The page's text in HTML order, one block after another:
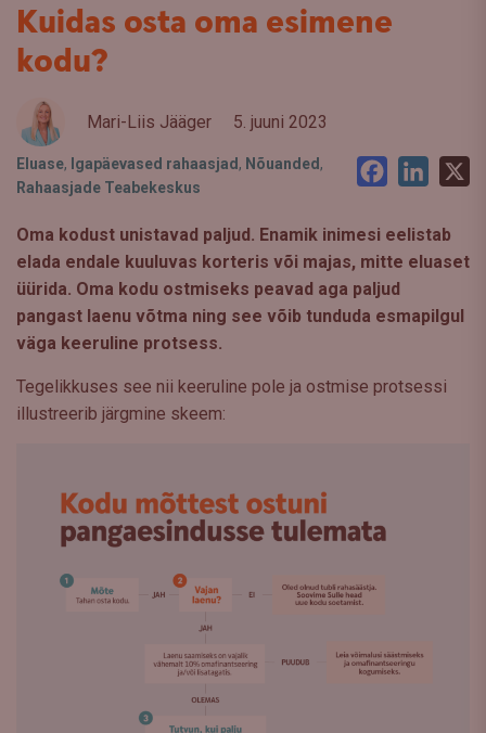
Kuidas osta oma esimene
kodu?
Mari-Liis Jääger 5. juuni 2023
Eluase, Igapäevased rahaasjad , Nõuanded ,
Rahaasjade Teabekeskus
Facebook
Oma kodust unistavad paljud. Enamik inimesi eelistab
elada endale kuuluvas korteris või majas, mitte eluaset
üürida. Oma kodu ostmiseks peavad aga paljud
pangast laenu võtma ning see võib tunduda esmapilgul
väga keeruline protsess.
Tegelikkuses see nii keeruline pole ja ostmise protsessi
illustreerib järgmine skeem: